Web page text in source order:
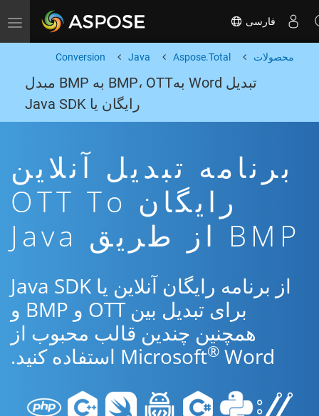
Toggle navigation فارسی
محصولات Aspose.Total
Java
Conversion
تبدیل Word بهBMP، OTT به BMP مبدل
رایگان یا Java SDK
برنامه تبدیل آنلاین
رایگان OTT To
BMP از طریق Java
از برنامه رایگان آنلاین یا Java SDK
برای تبدیل بین OTT و BMP و
همچنین چندین قالب محبوب از
Microsoft® Word استفاده کنید.